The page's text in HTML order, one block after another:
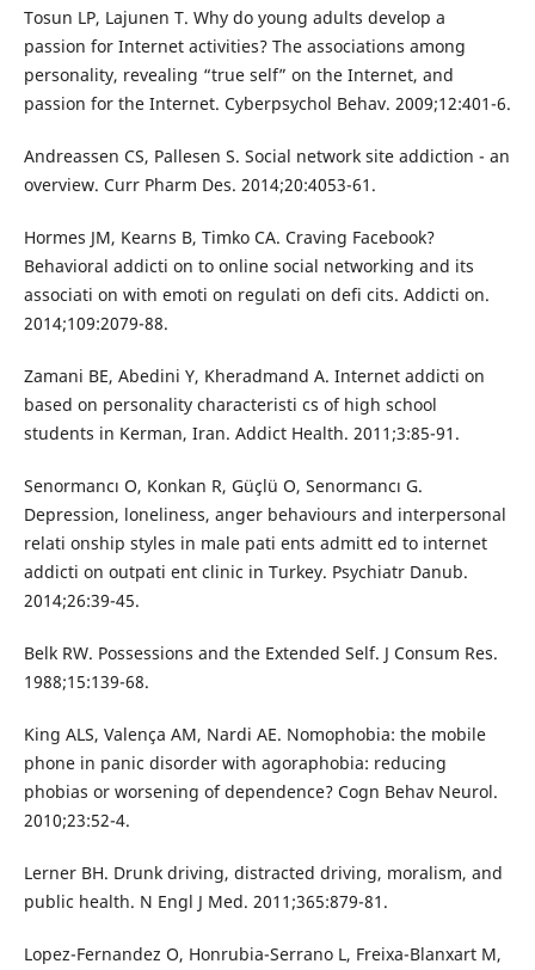
Tosun LP, Lajunen T. Why do young adults develop a
passion for Internet activities? The associations among
personality, revealing “true self” on the Internet, and
passion for the Internet. Cyberpsychol Behav. 2009;12:401-6.
Andreassen CS, Pallesen S. Social network site addiction - an
overview. Curr Pharm Des. 2014;20:4053-61.
Hormes JM, Kearns B, Timko CA. Craving Facebook?
Behavioral addicti on to online social networking and its
associati on with emoti on regulati on defi cits. Addicti on.
2014;109:2079-88.
Zamani BE, Abedini Y, Kheradmand A. Internet addicti on
based on personality characteristi cs of high school
students in Kerman, Iran. Addict Health. 2011;3:85-91.
Senormancı O, Konkan R, Güçlü O, Senormancı G.
Depression, loneliness, anger behaviours and interpersonal
relati onship styles in male pati ents admitt ed to internet
addicti on outpati ent clinic in Turkey. Psychiatr Danub.
2014;26:39-45.
Belk RW. Possessions and the Extended Self. J Consum Res.
1988;15:139-68.
King ALS, Valença AM, Nardi AE. Nomophobia: the mobile
phone in panic disorder with agoraphobia: reducing
phobias or worsening of dependence? Cogn Behav Neurol.
2010;23:52-4.
Lerner BH. Drunk driving, distracted driving, moralism, and
public health. N Engl J Med. 2011;365:879-81.
Lopez-Fernandez O, Honrubia-Serrano L, Freixa-Blanxart M,